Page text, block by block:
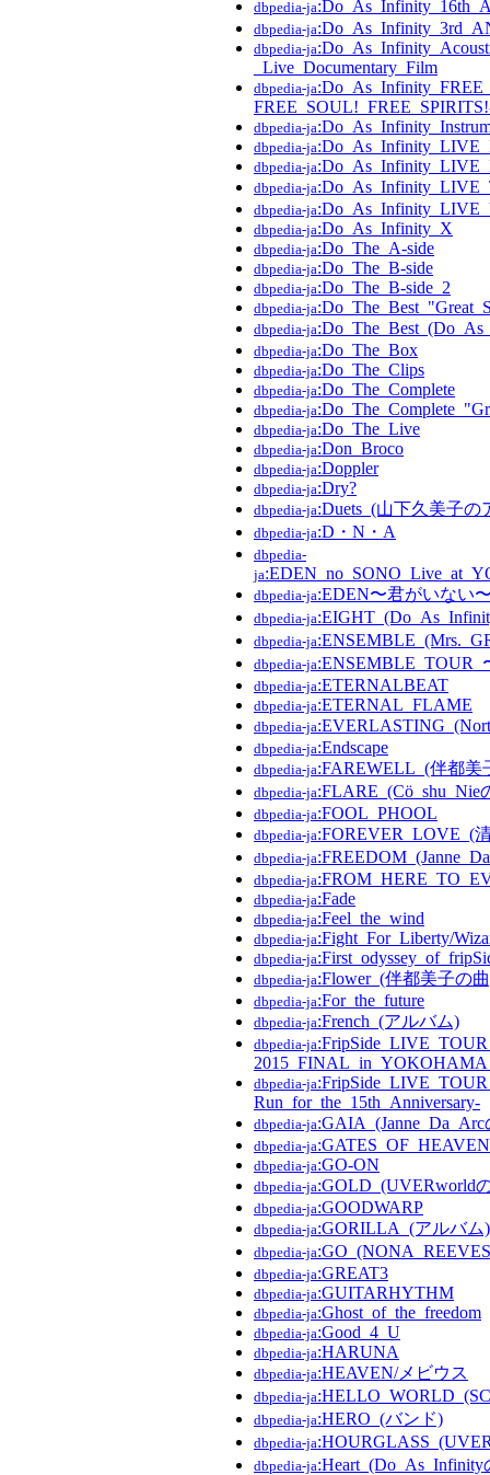
dbpedia-ja
dbpedia-ja
dbpedia-ja
_Live_Documentary_Film
dbpedia-ja
dbpedia-ja
dbpedia-ja
dbpedia-ja
dbpedia-ja
dbpedia-ja
dbpedia-ja:Do_As_Infinity_X
dbpedia-ja:Do_The_A-side
dbpedia-ja:Do_The_B-side
dbpedia-ja:Do_The_B-side_2
dbpedia-ja
dbpedia-ja
dbpedia-ja:Do_The_Box
dbpedia-ja:Do_The_Clips
dbpedia-ja:Do_The_Complete
dbpedia-ja
dbpedia-ja:Do_The_Live
dbpedia-ja:Don_Broco
dbpedia-ja:Doppler
dbpedia-ja:Dry?
dbpedia-ja:Duets_(山下久美子の
dbpedia-ja:D・N・A
dbpedia-
ja
dbpedia-ja:EDEN〜君がいない
dbpedia-ja
dbpedia-ja
dbpedia-ja
dbpedia-ja:ETERNALBEAT
dbpedia-ja:ETERNAL_FLAME
dbpedia-ja
dbpedia-ja:Endscape
dbpedia-ja:FAREWELL_(伴都美
dbpedia-ja:FLARE_(Cö_shu_Nie
dbpedia-ja:FOOL_PHOOL
dbpedia-ja:FOREVER_LOVE_(
dbpedia-ja
dbpedia-ja
dbpedia-ja:Fade
dbpedia-ja:Feel_the_wind
dbpedia-ja:Fight_For_Liberty/
dbpedia-ja
dbpedia-ja:Flower_(伴都美子の
dbpedia-ja:For_the_future
dbpedia-ja:French_(アルバム)
dbpedia-ja
dbpedia-ja
Run_for_the_15th_Anniversary-
dbpedia-ja
dbpedia-ja:GATES_OF_HEAVEN
dbpedia-ja:GO-ON
dbpedia-ja:GOLD_(UVERworld
dbpedia-ja:GOODWARP
dbpedia-ja:GORILLA_(アルバム)
dbpedia-ja
dbpedia-ja:GREAT3
dbpedia-ja:GUITARHYTHM
dbpedia-ja:Ghost_of_the_freedom
dbpedia-ja:Good_4_U
dbpedia-ja:HARUNA
dbpedia-ja:HEAVEN/メビウス
dbpedia-ja
dbpedia-ja:HERO_(バンド)
dbpedia-ja
dbpedia-ja:Heart_(Do_As_Infinity